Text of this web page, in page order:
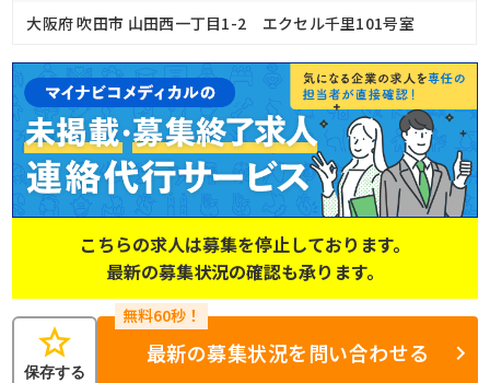
大阪府 吹田市 山田西一丁目1-2 エクセル千里101号室
こちらの求人は募集を停止しております。
最新の募集状況の確認も承ります。
star
保存する
最新の募集状況を問い合わせる